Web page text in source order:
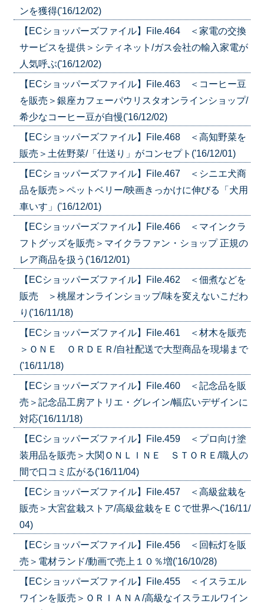
ンを獲得('16/12/02)
【ECショッパーズファイル】File.464 ＜家電の交換
サービスを提供＞シティネット/ガス会社の輸入家電が
人気呼ぶ('16/12/02)
【ECショッパーズファイル】File.463 ＜コーヒー豆
を販売＞銀座カフェーパウリスタオンラインショップ/
希少なコーヒー豆が自慢('16/12/02)
【ECショッパーズファイル】File.468 ＜高知野菜を
販売＞土佐野菜/「仕送り」がコンセプト('16/12/01)
【ECショッパーズファイル】File.467 ＜シニエ犬商
品を販売＞ペットベリー/映画きっかけに伸びる「犬用
車いす」('16/12/01)
【ECショッパーズファイル】File.466 ＜マインクラ
フトグッズを販売＞マイクラファン・ショップ 正規の
レア商品を扱う('16/12/01)
【ECショッパーズファイル】File.462 ＜佃煮などを
販売 ＞桃屋オンラインショップ/味を変えないこだわ
り('16/11/18)
【ECショッパーズファイル】File.461 ＜材木を販売
＞ＯＮＥ ＯＲＤＥＲ/自社配送で大型商品を現場まで
('16/11/18)
【ECショッパーズファイル】File.460 ＜記念品を販
売＞記念品工房アトリエ・グレイン/幅広いデザインに
対応('16/11/18)
【ECショッパーズファイル】File.459 ＜プロ向け塗
装用品を販売＞大関ＯＮＬＩＮＥ ＳＴＯＲＥ/職人の
間で口コミ広がる('16/11/04)
【ECショッパーズファイル】File.457 ＜高級盆栽を
販売＞大宮盆栽ストア/高級盆栽をＥＣで世界へ('16/11/
04)
【ECショッパーズファイル】File.456 ＜回転灯を販
売＞電材ランド/動画で売上１０％増('16/10/28)
【ECショッパーズファイル】File.455 ＜イスラエル
ワインを販売＞ＯＲＩＡＮＡ/高級なイスラエルワイン